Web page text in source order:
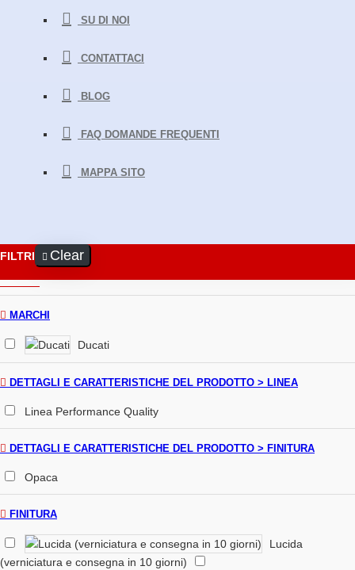
SU DI NOI
CONTATTACI
BLOG
FAQ DOMANDE FREQUENTI
MAPPA SITO
FILTRI Clear
MARCHI
Ducati
DETTAGLI E CARATTERISTICHE DEL PRODOTTO > LINEA
Linea Performance Quality
DETTAGLI E CARATTERISTICHE DEL PRODOTTO > FINITURA
Opaca
FINITURA
Lucida
(verniciatura e consegna in 10 giorni)